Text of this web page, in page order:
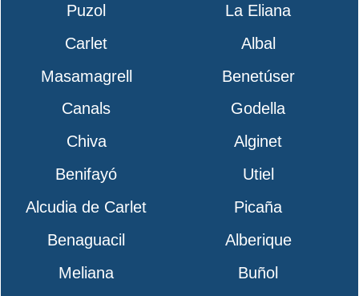
Puzol
La Eliana
Carlet
Albal
Masamagrell
Benetúser
Canals
Godella
Chiva
Alginet
Benifayó
Utiel
Alcudia de Carlet
Picaña
Benaguacil
Alberique
Meliana
Buñol